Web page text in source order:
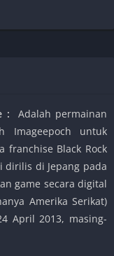
: Adalah permainan
Imageepoch untuk
franchise Black Rock
dirilis di Jepang pada
game secara digital
Amerika Serikat)
April 2013, masing-